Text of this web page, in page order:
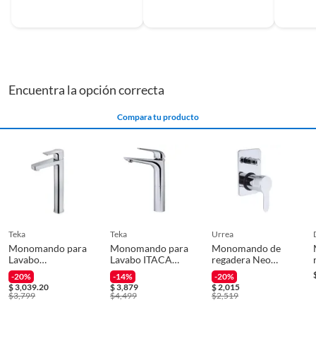
Encuentra la opción correcta
Compara tu producto
teka
Monomando para
Lavabo
MANACOR
WASHBASIN
-20%
$3,039.20
$3,799
teka
Monomando para
Lavabo ITACA
WASHBASIN
-14%
$3,879
$4,499
urrea
Monomando de
regadera Neo
cromo
-20%
$2,015
$2,519